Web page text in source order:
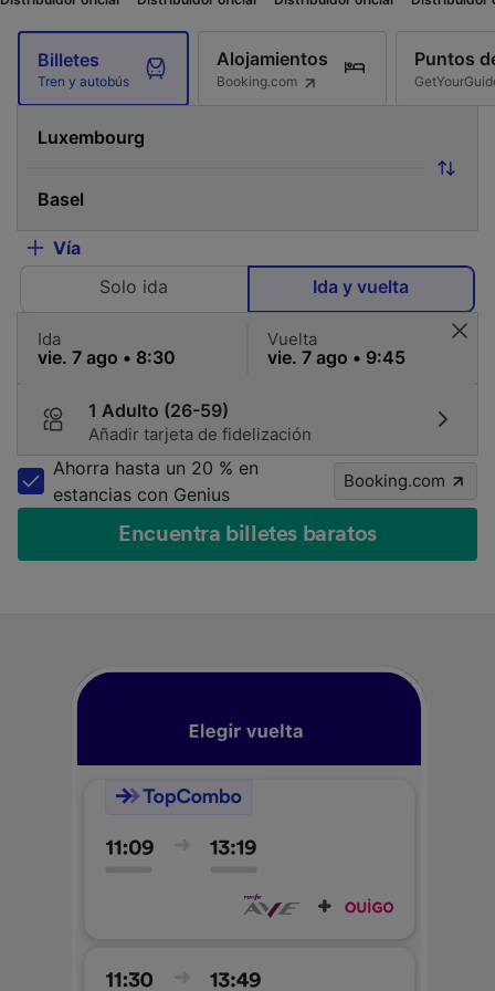
Billetes
Tren y autobús
Alojamientos
Booking.com
Puntos
Vía
Solo ida
Ida y vuelta
Ida Vuelta
1 Adulto (26-59)
Añadir tarjeta de fidelización
Ahorra hasta un 20 % en
estancias con Genius
Booking.com
Encuentra billetes baratos